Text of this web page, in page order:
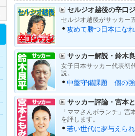
セルジオ越後の辛口
セルジオ越後がサッカー
攻めて勝つ日本になれ
サッカー解説・鈴木
女子日本サッカー代表初
説。
中盤守備課題 個の
サッカー評論・宮本
「ママさんボランチ」宮
を評します。
若い世代に夢与えら